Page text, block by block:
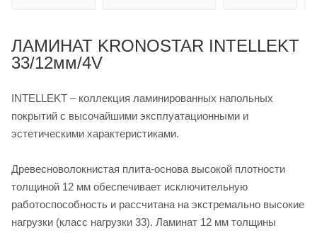
ЛАМИНАТ KRONOSTAR INTELLEKT
33/12мм/4V
INTELLEKT – коллекция ламинированных напольных
покрытий с высочайшими эксплуатационными и
эстетическими характеристиками.
Древесноволокнистая плита-основа высокой плотности
толщиной 12 мм обеспечивает исключительную
работоспособность и рассчитана на экстремально высокие
нагрузки (класс нагрузки 33). Ламинат 12 мм толщины